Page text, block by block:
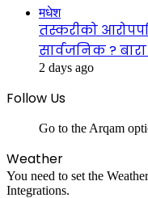
मधेश
तस्करीको
सार्वजनिक ? बारा
2 days ago
Follow Us
Go to the Arqam
Weather
You need to set the
Integrations.